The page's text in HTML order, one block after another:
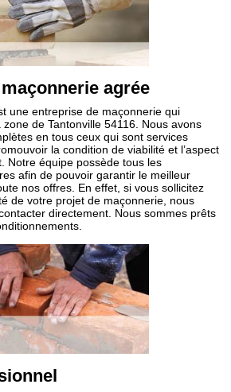
agrée
une entreprise de maçonnerie qui
de Tantonville 54116. Nous avons
en tous ceux qui sont services
la condition de viabilité et l’aspect
Notre équipe possède tous les
afin de pouvoir garantir le meilleur
nos offres. En effet, si vous sollicitez
de votre projet de maçonnerie, nous
directement. Nous sommes prêts